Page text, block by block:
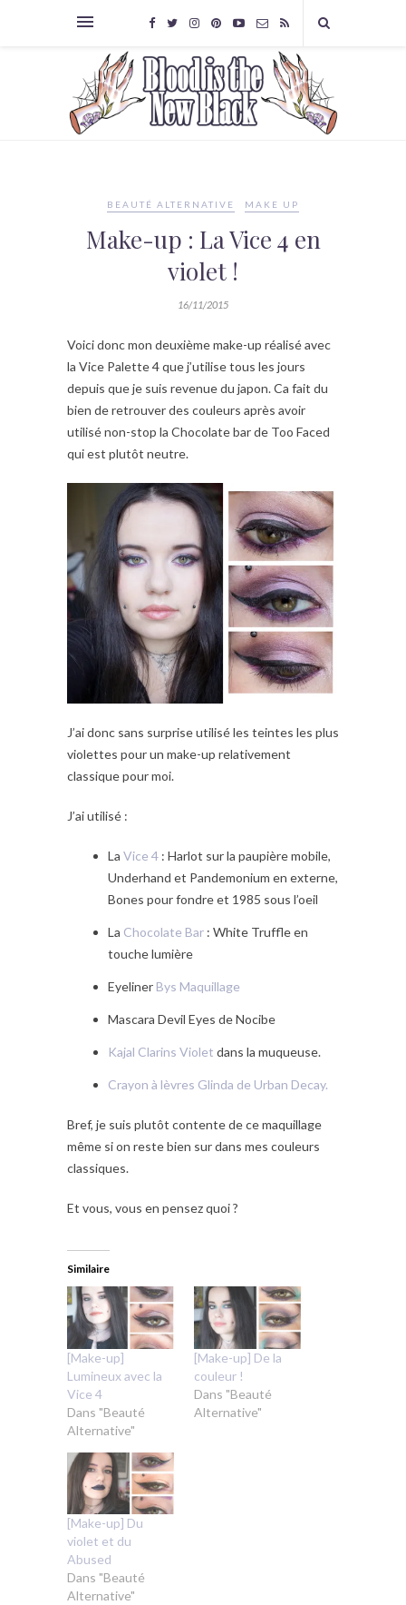
BEAUTÉ ALTERNATIVE MAKE UP
Make-up : La Vice 4 en
violet !
16/11/2015
Voici donc mon deuxième make-up réalisé avec
la Vice Palette 4 que j’utilise tous les jours
depuis que je suis revenue du japon. Ca fait du
bien de retrouver des couleurs après avoir
utilisé non-stop la Chocolate bar de Too Faced
qui est plutôt neutre.
J’ai donc sans surprise utilisé les teintes les plus
violettes pour un make-up relativement
classique pour moi.
J’ai utilisé :
La Vice 4 : Harlot sur la paupière mobile,
Underhand et Pandemonium en externe,
Bones pour fondre et 1985 sous l’oeil
La Chocolate Bar : White Truffle en
touche lumière
Eyeliner Bys Maquillage
Mascara Devil Eyes de Nocibe
Kajal Clarins Violet dans la muqueuse.
Crayon à lèvres Glinda de Urban Decay.
Bref, je suis plutôt contente de ce maquillage
même si on reste bien sur dans mes couleurs
classiques.
Et vous, vous en pensez quoi ?
Similaire
[Make-up]
Lumineux avec la
Vice 4
Dans "Beauté
Alternative"
[Make-up] De la
couleur !
Dans "Beauté
Alternative"
[Make-up] Du
violet et du
Abused
Dans "Beauté
Alternative"